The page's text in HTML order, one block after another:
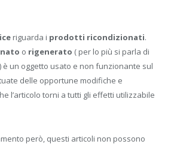
riguarda i prodotti ricondizionati.
o rigenerato ( per lo più si parla di
è un oggetto usato e non funzionante sul
delle opportune modifiche e
l’articolo torni a tutti gli effetti utilizzabile
però, questi articoli non possono